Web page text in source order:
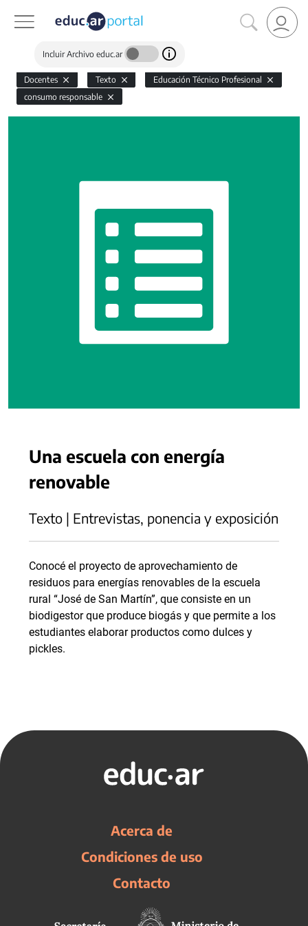
Incluir Archivo educ.ar
Docentes Texto
Educación Técnico Profesional
consumo responsable
Una escuela con energía
renovable
Texto | Entrevistas, ponencia y exposición
Conocé el proyecto de aprovechamiento de
residuos para energías renovables de la escuela
rural “José de San Martín”, que consiste en un
biodigestor que produce biogás y que permite a los
estudiantes elaborar productos como dulces y
pickles.
Acerca de
Condiciones de uso
Contacto